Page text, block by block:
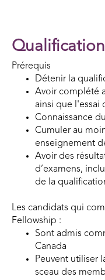
Prérequis
Détenir la
Avoir complété
ainsi que l'essai
Connaissance
Cumuler au
enseignement
Avoir des
d’examens,
de la
Les candidats qui
Fellowship :
Sont admis
Canada
Peuvent utiliser
sceau des